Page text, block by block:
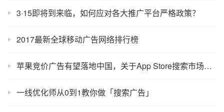
3·15即将到来临，如何应对各大推广平台严格政策？
2017最新全球移动广告网络排行榜
苹果竞价广告有望落地中国，关于App Store搜索市场你应该了解这些
一线优化师从0到1教你做「搜索广告」